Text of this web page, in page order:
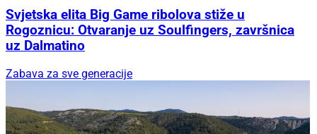
Svjetska elita Big Game ribolova stiže u
Rogoznicu: Otvaranje uz Soulfingers, završnica
uz Dalmatino
Zabava za sve generacije